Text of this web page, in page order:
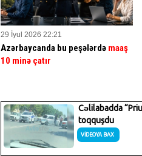
29 İyul 2026 22:21
Azərbaycanda bu peşələrdə maaş
10 minə çatır